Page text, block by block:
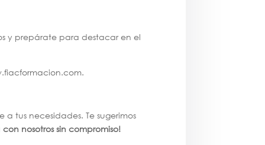
y prepárate para destacar en el
tus necesidades. Te sugerimos
nosotros sin compromiso!